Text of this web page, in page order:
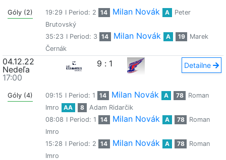
Góly (2) 19:29 I Period: 2 14 Milan Novák A
Peter
Brutovský
35:23 I Period: 3 14 Milan Novák A 19
Marek
Černák
04.12.22
Nedeľa
17:00
9 : 1 Detailne
Góly (4) 09:15 I Period: 1 14 Milan Novák A 78
Roman
Imro
AA 8
Adam Ridarčik
08:08 I Period: 1 14 Milan Novák A 78
Roman
Imro
15:28 I Period: 2 14 Milan Novák A 78
Roman
Imro